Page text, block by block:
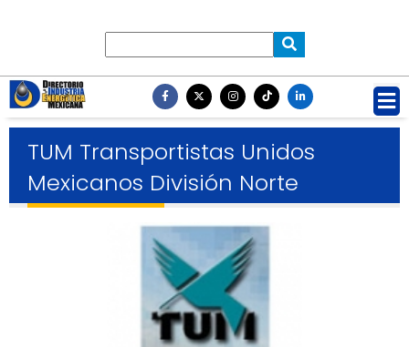
TUM Transportistas Unidos
Mexicanos División Norte